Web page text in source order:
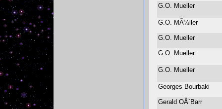
G.O. Mueller
G.O. MÃ¼ller
G.O. Mueller
G.O. Mueller
G.O. Mueller
Georges Bourbaki
Gerald OÂ´Barr